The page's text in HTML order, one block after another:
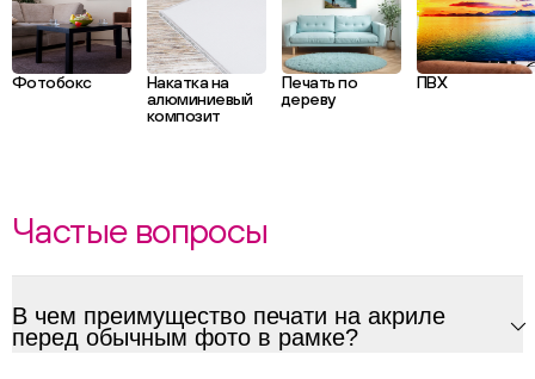
Фотобокс
Накатка на
алюминиевый
композит
Печать по
дереву
ПВХ
Частые вопросы
В чем преимущество печати на акриле
перед обычным фото в рамке?